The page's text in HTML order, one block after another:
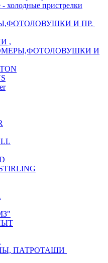
холодные пристрелки
И ПР.
,
И
ПАТРОТАШИ